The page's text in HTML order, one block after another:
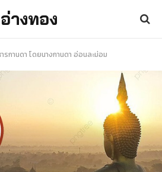
อ่างทอง
รกานดา โดยนางกานดา อ่อนละม่อม